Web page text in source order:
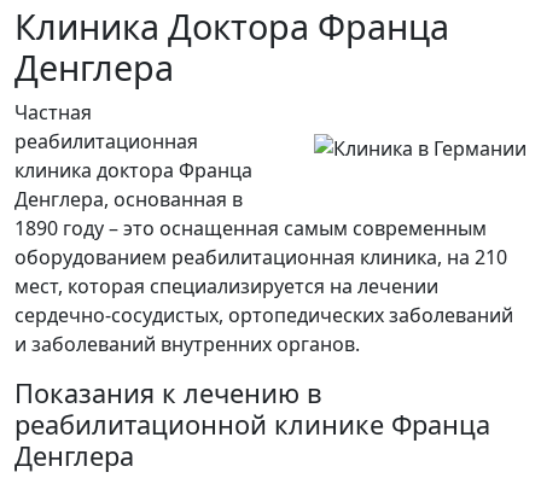
Клиника Доктора Франца
Денглера
Частная
реабилитационная
клиника доктора Франца
Денглера, основанная в
1890 году – это оснащенная самым современным
оборудованием реабилитационная клиника, на 210
мест, которая специализируется на лечении
сердечно-сосудистых, ортопедических заболеваний
и заболеваний внутренних органов.
Показания к лечению в
реабилитационной клинике Франца
Денглера